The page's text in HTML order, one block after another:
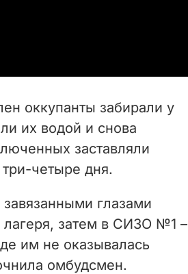
оккупанты забирали у
их водой и снова
заставляли
четыре дня.
глазами
затем в СИЗО №1 –
им не оказывалась
омбудсмен.